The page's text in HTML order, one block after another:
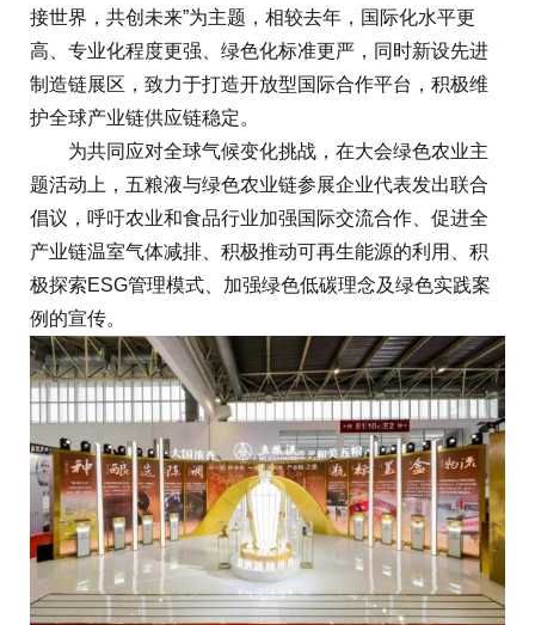
接世界，共创未来”为主题，相较去年，国际化水平更
高、专业化程度更强、绿色化标准更严，同时新设先进
制造链展区，致力于打造开放型国际合作平台，积极维
护全球产业链供应链稳定。
为共同应对全球气候变化挑战，在大会绿色农业主
题活动上，五粮液与绿色农业链参展企业代表发出联合
倡议，呼吁农业和食品行业加强国际交流合作、促进全
产业链温室气体减排、积极推动可再生能源的利用、积
极探索ESG管理模式、加强绿色低碳理念及绿色实践案
例的宣传。